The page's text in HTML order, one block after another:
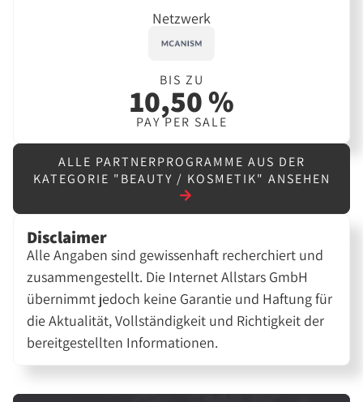
Netzwerk
BIS ZU
10,50 %
PAY PER SALE
ALLE PARTNERPROGRAMME AUS DER
KATEGORIE "BEAUTY / KOSMETIK" ANSEHEN
Disclaimer
Alle Angaben sind gewissenhaft recherchiert und
zusammengestellt. Die Internet Allstars GmbH
übernimmt jedoch keine Garantie und Haftung für
die Aktualität, Vollständigkeit und Richtigkeit der
bereitgestellten Informationen.